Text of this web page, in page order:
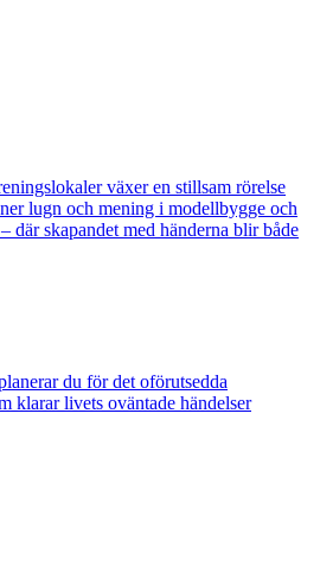
växer en stillsam rörelse
lugn och mening i modellbygge och
där skapandet med händerna blir både
du för det oförutsedda
klarar livets oväntade händelser